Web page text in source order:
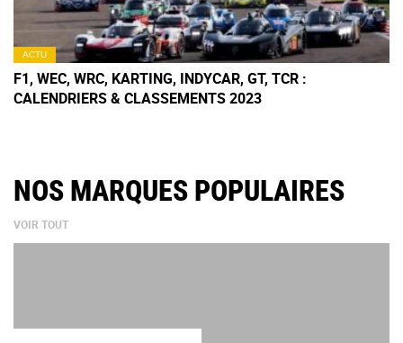
ACTU
F1, WEC, WRC, KARTING, INDYCAR, GT, TCR :
CALENDRIERS & CLASSEMENTS 2023
NOS MARQUES POPULAIRES
VOIR TOUT